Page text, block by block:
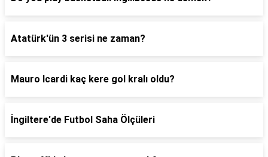
Atatürk'ün 3 serisi ne zaman?
Mauro Icardi kaç kere gol kralı oldu?
İngiltere'de Futbol Saha Ölçüleri